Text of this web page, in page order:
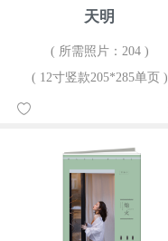
天明
( 所需照片：204 )
( 12寸竖款205*285单页 )